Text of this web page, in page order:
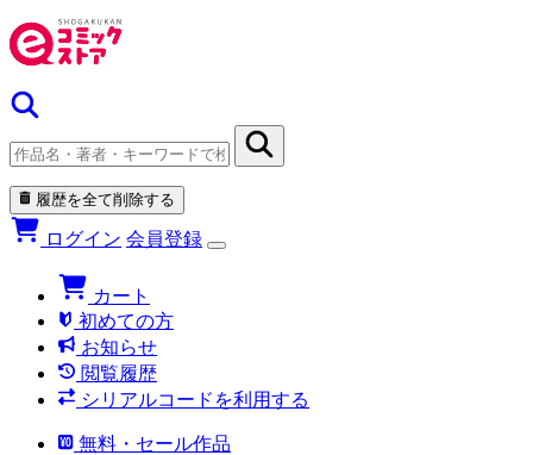
履歴を全て削除する
ログイン 会員登録
カート
初めての方
お知らせ
閲覧履歴
シリアルコードを利用する
無料・セール作品